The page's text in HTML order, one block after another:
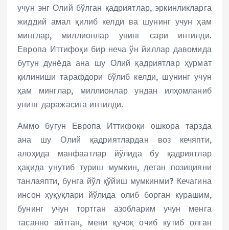
учун энг Олий бўлган қадриятлар, эркинликларга
жиддий амал қилиб келди ва шунинг учун ҳам
минглар, миллионлар унинг сари интилди.
Европа Иттифоқи бир неча ўн йиллар давомида
бутун дунёда ана шу Олий қадриятлар ҳурмат
қилиниши тарафдори бўлиб келди, шунинг учун
ҳам минглар, миллионлар ундан илҳомланиб
унинг даражасига интилди.
Аммо бугун Европа Иттифоқи ошкора тарзда
ана шу Олий қадриятлардан воз кечяпти,
алоҳида манфаатлар йўлида бу қадриятлар
ҳақида унутиб туриш мумкин, деган позицияни
танлаяпти, бунга йўл қўйиш мумкинми? Кечагина
инсон ҳуқуқлари йўлида олиб борган курашим,
бунинг учун тортган азобларим учун менга
тасанно айтган, мени қучоқ очиб кутиб олган